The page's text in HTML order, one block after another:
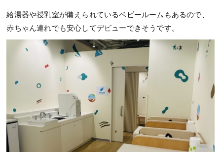
給湯器や授乳室が備えられているベビールームもあるので、
赤ちゃん連れでも安心してデビューできそうです。